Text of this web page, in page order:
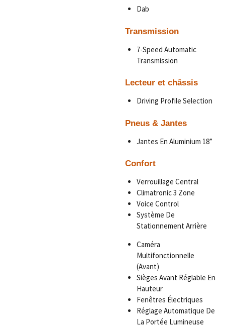
Dab
Transmission
7-Speed Automatic
Transmission
Lecteur et châssis
Driving Profile Selection
Pneus & Jantes
Jantes En Aluminium 18”
Confort
Verrouillage Central
Climatronic 3 Zone
Voice Control
Système De
Stationnement Arrière
Caméra
Multifonctionnelle
(Avant)
Sièges Avant Réglable En
Hauteur
Fenêtres Électriques
Réglage Automatique De
La Portée Lumineuse